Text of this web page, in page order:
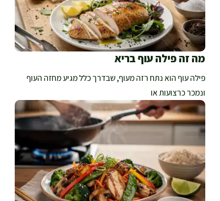
מה זה פילה עוף בריא
פילה עוף הוא נתח רזה מעוף, שבדרך כלל מגיע מחזה העוף
ונמכר כרצועות או